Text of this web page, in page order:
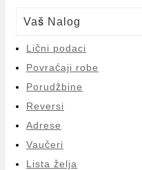
Vaš Nalog
Lični podaci
Povraćaji robe
Porudžbine
Reversi
Adrese
Vaučeri
Lista želja